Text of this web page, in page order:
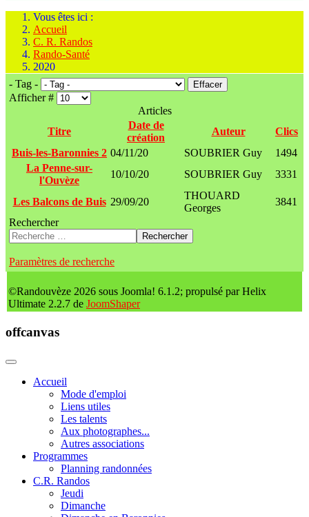
Vous êtes ici :
Accueil
C. R. Randos
Rando-Santé
2020
- Tag -
Effacer
Afficher #
Articles
Titre
Date de
création
Auteur
Clics
Buis-les-Baronnies 2 04/11/20 SOUBRIER Guy
1494
La Penne-sur-
l'Ouvèze
10/10/20 SOUBRIER Guy 3331
Les Balcons de Buis 29/09/20
THOUARD
Georges
3841
Rechercher
Rechercher
Paramètres de recherche
©Randouvèze 2026 sous Joomla! 6.1.2; propulsé par Helix
Ultimate 2.2.7 de JoomShaper
offcanvas
Accueil
Mode d'emploi
Liens utiles
Les talents
Aux photographes...
Autres associations
Programmes
Planning randonnées
C.R. Randos
Jeudi
Dimanche